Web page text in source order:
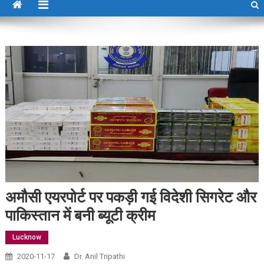
अमौसी एयरपोर्ट पर पकड़ी गई विदेशी सिगरेट और
पाकिस्तान में बनी ब्यूटी क्रीम
Lucknow
2020-11-17 Dr. Anil Tripathi